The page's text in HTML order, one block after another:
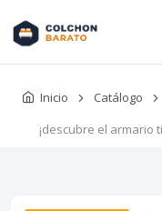
Inicio Catálogo
¡descubre el armario